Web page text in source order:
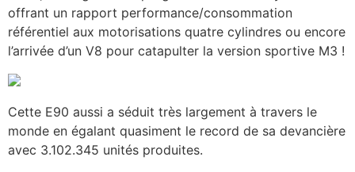
offrant un rapport performance/consommation
référentiel aux motorisations quatre cylindres ou encore
l’arrivée d’un V8 pour catapulter la version sportive M3 !
Cette E90 aussi a séduit très largement à travers le
monde en égalant quasiment le record de sa devancière
avec 3.102.345 unités produites.